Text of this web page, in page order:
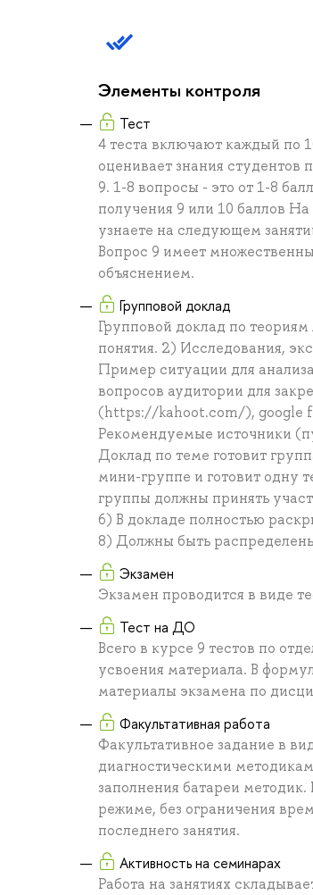
Элементы контроля
Тест
4 теста включают каждый по
оценивает знания студентов
9. 1-8 вопросы - это от 1-8
получения 9 или 10 баллов
узнаете на следующем
Вопрос 9 имеет
объяснением.
Групповой доклад
Групповой доклад по
понятия. 2) Исследования,
Пример ситуации для
вопросов аудитории для
(https://kahoot.com/), google
Рекомендуемые источники
Доклад по теме готовит
мини-группе и готовит одну
группы должны принять
6) В докладе полностью
8) Должны быть
Экзамен
Экзамен проводится в виде
Тест на ДО
Всего в курсе 9 тестов по
усвоения материала. В
материалы экзамена по
Факультативная работа
Факультативное задание в
диагностическими
заполнения батареи
режиме, без ограничения
последнего занятия.
Активность на семинарах
Работа на занятиях